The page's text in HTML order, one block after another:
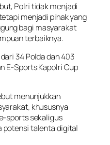
Polri tidak menjadi
menjadi pihak yang
bagi masyarakat
terbaiknya.
34 Polda dan 403
E-Sports Kapolri Cup
menunjukkan
khususnya
sports sekaligus
potensi talenta digital